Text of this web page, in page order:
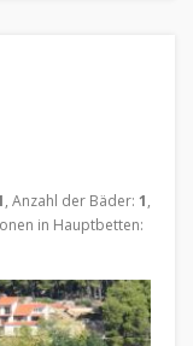
, Anzahl der Bäder: 1,
in Hauptbetten: